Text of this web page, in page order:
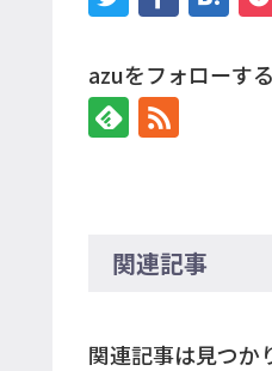
azuをフォローする
関連記事
関連記事は見つか